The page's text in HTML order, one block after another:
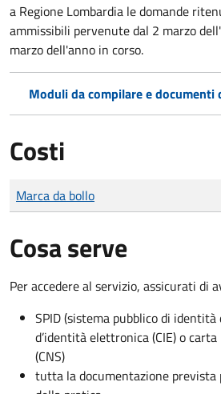
a Regione Lombardia le domande
ammissibili pervenute dal 2 marzo
marzo dell'anno in corso.
Moduli da compilare e documenti
Costi
Tipo di pagamento
Importo
Marca da bollo
Cosa serve
Per accedere al servizio, assicurati di
SPID (sistema pubblico di
d’identità elettronica (CIE) o
(CNS)
tutta la documentazione prevista